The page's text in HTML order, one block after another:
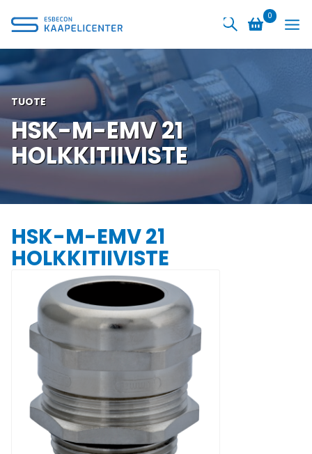
sisältöön
0
TUOTE
HSK-M-EMV 21
HOLKKITIIVISTE
HSK-M-EMV 21
HOLKKITIIVISTE